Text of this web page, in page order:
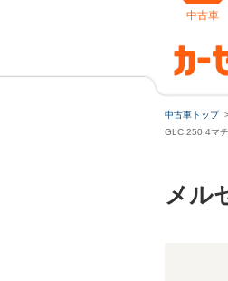
中古車
中古車トップ
GLC 250 4マ
メル